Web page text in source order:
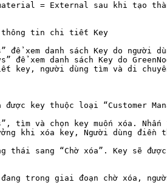
= External sau khi tạo
thông tin chi tiết Key
để xem danh sách Key do người
để xem danh sách Key do
key, người dùng tìm và di
key thuộc loại “Customer
tìm và chọn key muốn xóa. Nhấn
khi xóa key, Người dùng
thái sang “Chờ xóa”. Key sẽ
trong giai đoạn chờ xóa,